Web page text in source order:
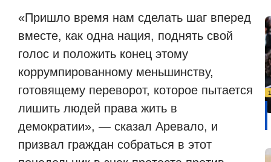
«Пришло время нам сделать шаг вперед
вместе, как одна нация, поднять свой
голос и положить конец этому
коррумпированному меньшинству,
готовящему переворот, которое пытается
лишить людей права жить в
демократии», — сказал Аревало, и
призвал граждан собраться в этот